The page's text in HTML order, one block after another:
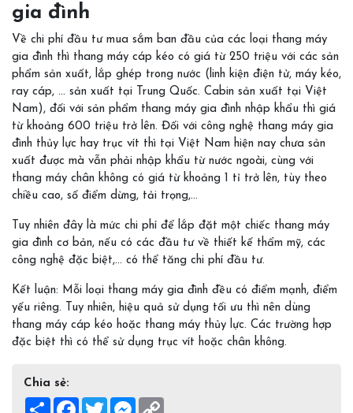
gia đình
Về chi phí đầu tư mua sắm ban đầu của các loại thang máy
gia đình thì thang máy cáp kéo có giá từ 250 triệu với các sản
phẩm sản xuất, lắp ghép trong nước (linh kiện điện tử, máy kéo,
ray cáp, ... sản xuất tại Trung Quốc. Cabin sản xuất tại Việt
Nam), đối với sản phẩm thang máy gia đình nhập khẩu thì giá
từ khoảng 600 triệu trở lên. Đối với công nghệ thang máy gia
đình thủy lực hay trục vít thì tại Việt Nam hiện nay chưa sản
xuất được mà vẫn phải nhập khẩu từ nước ngoài, cùng với
thang máy chân không có giá từ khoảng 1 tỉ trở lên, tùy theo
chiều cao, số điểm dừng, tải trọng,…
Tuy nhiên đây là mức chi phí để lắp đặt một chiếc thang máy
gia đình cơ bản, nếu có các đầu tư về thiết kế thẩm mỹ, các
công nghệ đặc biệt,... có thể tăng chi phí đầu tư.
Kết luận: Mỗi loại thang máy gia đình đều có điểm mạnh, điểm
yếu riêng. Tuy nhiên, hiệu quả sử dụng tối ưu thì nên dùng
thang máy cáp kéo hoặc thang máy thủy lực. Các trường hợp
đặc biệt thì có thể sử dụng trục vít hoặc chân không.
Chia sẻ:
Share Facebook
TwitterMessenger